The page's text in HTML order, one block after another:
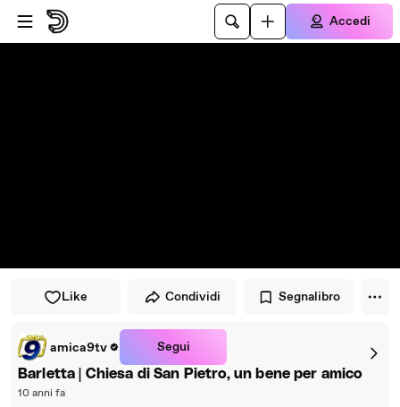
Vai al lettore
Passa al contenuto principale
Accedi
Like Condividi Segnalibro
amica9tv Segui
Barletta | Chiesa di San Pietro, un bene per amico
10 anni fa